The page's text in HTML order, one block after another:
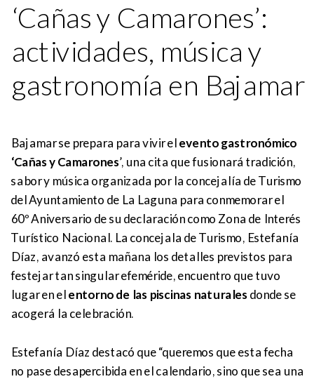
‘Cañas y Camarones’:
actividades, música y
gastronomía en Bajamar
Bajamar se prepara para vivir elevento gastronómico
‘Cañas y Camarones’, una cita que fusionará tradición,
sabor y música organizada por la concejalía de Turismo
del Ayuntamiento de La Laguna para conmemorar el
60º Aniversario de su declaración como Zona de Interés
Turístico Nacional. La concejala de Turismo, Estefanía
Díaz, avanzó esta mañana los detalles previstos para
festejar tan singular efeméride, encuentro que tuvo
lugar en elentorno de las piscinas naturalesdonde se
acogerá la celebración.
Estefanía Díaz destacó que “queremos que esta fecha
no pase desapercibida en el calendario, sino que sea una